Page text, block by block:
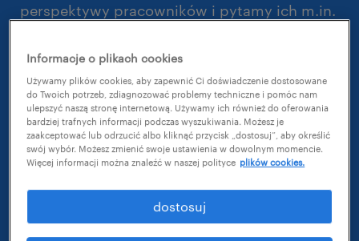
perspektywy pracowników i pytamy ich m.in.
przyczyny zmian oraz obawy związane z ich
karierą zawodową. Od początku pandemii
COVID-19 analizujemy też wpływ sytuacji
epidemicznej na ocenę szans pracowników
na zatrudnienie oraz ocenę ryzyka utraty
W tej edycji badania wzięło udział 1005
Informacje o plikach cookies
Używamy plików cookies, aby zapewnić Ci doświadczenie dostosowane
do Twoich potrzeb, zdiagnozować problemy techniczne i pomóc nam
ulepszyć naszą stronę internetową. Używamy ich również do oferowania
bardziej trafnych informacji podczas wyszukiwania. Możesz je
zaakceptować lub odrzucić albo kliknąć przycisk „dostosuj”, aby określić
swój wybór. Możesz zmienić swoje ustawienia w dowolnym momencie.
Więcej informacji można znaleźć w naszej polityce plików cookies.
dostosuj